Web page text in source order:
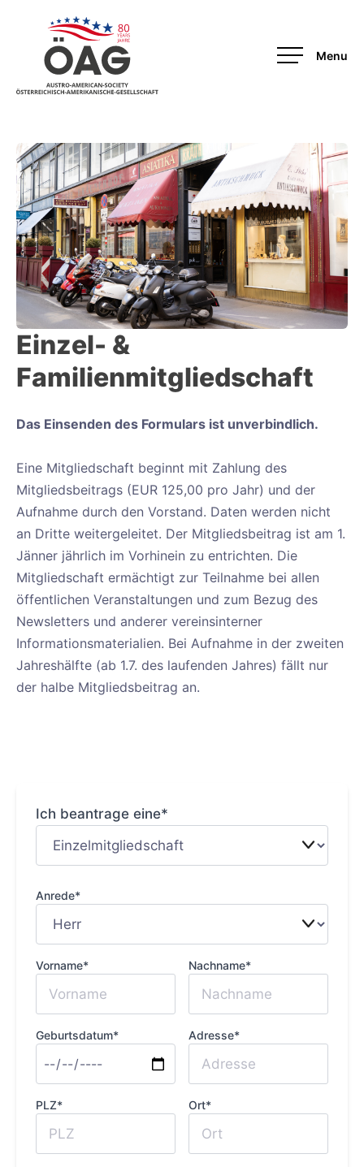
Einzel- &
Familienmitgliedschaft
Das Einsenden des Formulars ist unverbindlich.
Eine Mitgliedschaft beginnt mit Zahlung des
Mitgliedsbeitrags (EUR 125,00 pro Jahr) und der
Aufnahme durch den Vorstand. Daten werden nicht
an Dritte weitergeleitet. Der Mitgliedsbeitrag ist am 1.
Jänner jährlich im Vorhinein zu entrichten. Die
Mitgliedschaft ermächtigt zur Teilnahme bei allen
öffentlichen Veranstaltungen und zum Bezug des
Newsletters und anderer vereinsinterner
Informationsmaterialien. Bei Aufnahme in der zweiten
Jahreshälfte (ab 1.7. des laufenden Jahres) fällt nur
der halbe Mitgliedsbeitrag an.
Ich beantrage eine*
Anrede*
Vorname* Nachname*
Geburtsdatum* Adresse*
PLZ* Ort*